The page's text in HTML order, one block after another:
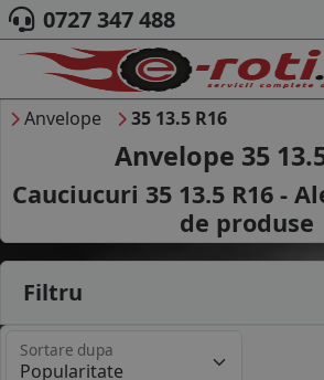
ACASA
DESPRE NOI
ANVELOPE
AUTO
CAMION
MOTO
MARCA AUTO
0727 347 488
Anvelope 35 13.5 R16
Anvelope 35
Cauciucuri 35 13.5 R16 -
de produse
Filtru
Sortare dupa